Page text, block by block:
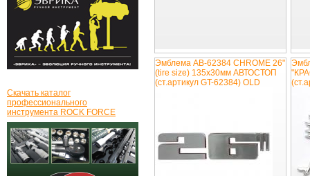
Эмблема AB-62384 CHROME 26"
(tire size) 135х30мм АВТОСТОП
(ст.артикул GT-62384) OLD
Скачать каталог
профессионального
инструмента ROCK FORCE